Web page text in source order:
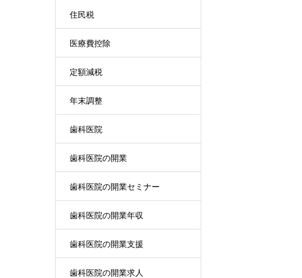
住民税
医療費控除
定額減税
年末調整
歯科医院
歯科医院の開業
歯科医院の開業セミナー
歯科医院の開業年収
歯科医院の開業支援
歯科医院の開業求人